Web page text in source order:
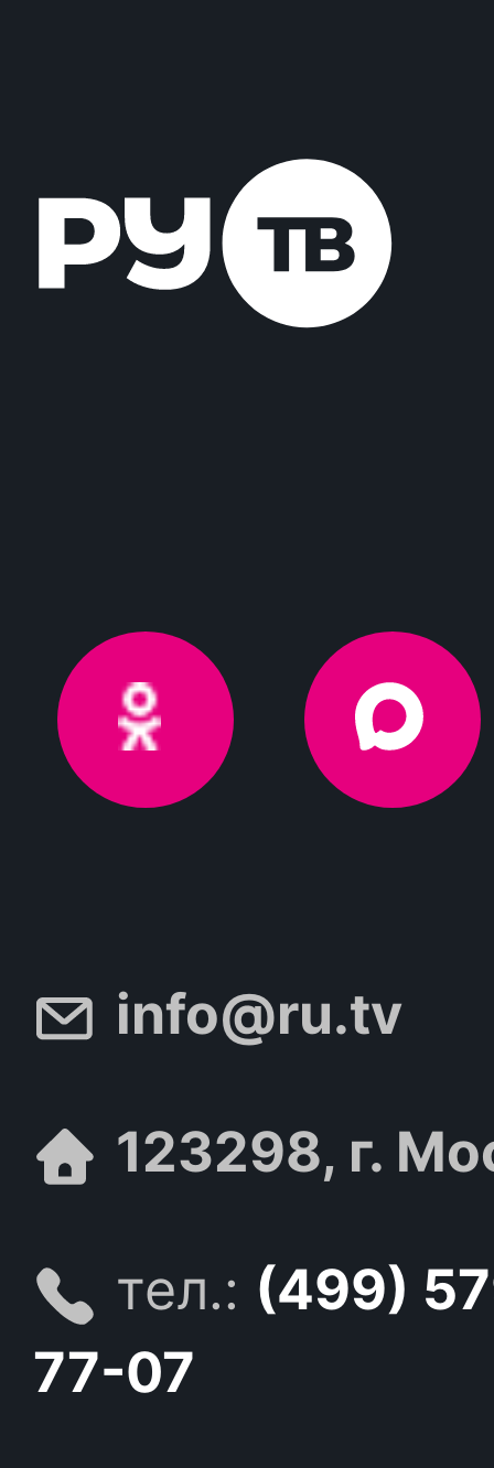
info@ru.tv
123298, г.
тел.: (499)
77-07